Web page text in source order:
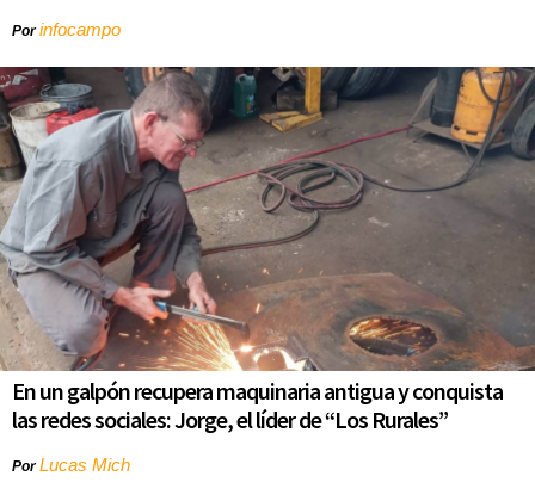
Porinfocampo
En un galpón recupera maquinaria antigua y conquista
las redes sociales: Jorge, el líder de “Los Rurales”
PorLucas Mich